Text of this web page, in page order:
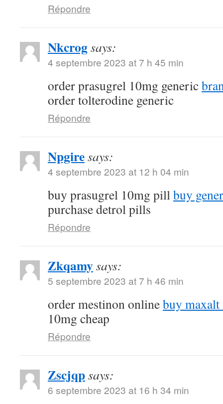
Répondre
Nkcrogsays:
4 septembre 2023 at 7 h 45 min
order prasugrel 10mg generic
order tolterodine generic
Répondre
Npgiresays:
4 septembre 2023 at 12 h 04 min
buy prasugrel 10mg pillbuy
purchase detrol pills
Répondre
Zkqamysays:
5 septembre 2023 at 7 h 46 min
order mestinon onlinebuy
10mg cheap
Répondre
Zscjqpsays:
6 septembre 2023 at 16 h 34 min